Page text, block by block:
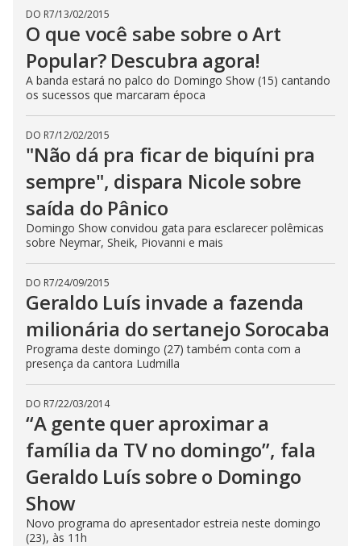
DO R7/13/02/2015
O que você sabe sobre o Art
Popular? Descubra agora!
A banda estará no palco do Domingo Show (15) cantando
os sucessos que marcaram época
DO R7/12/02/2015
"Não dá pra ficar de biquíni pra
sempre", dispara Nicole sobre
saída do Pânico
Domingo Show convidou gata para esclarecer polêmicas
sobre Neymar, Sheik, Piovanni e mais
DO R7/24/09/2015
Geraldo Luís invade a fazenda
milionária do sertanejo Sorocaba
Programa deste domingo (27) também conta com a
presença da cantora Ludmilla
DO R7/22/03/2014
“A gente quer aproximar a
família da TV no domingo”, fala
Geraldo Luís sobre o Domingo
Show
Novo programa do apresentador estreia neste domingo
(23), às 11h